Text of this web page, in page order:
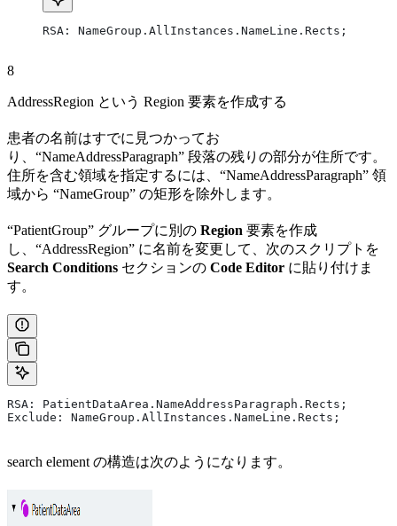
RSA: NameGroup.AllInstances.NameLine.Rects;
8
AddressRegion という Region 要素を作成する
患者の名前はすでに見つかってお
り、“NameAddressParagraph” 段落の残りの部分が住所です。
住所を含む領域を指定するには、“NameAddressParagraph” 領
域から “NameGroup” の矩形を除外します。
“PatientGroup” グループに別の Region 要素を作成
し、“AddressRegion” に名前を変更して、次のスクリプトを
Search Conditions セクションの Code Editor に貼り付けま
す。
RSA: PatientDataArea.NameAddressParagraph.Rects;
Exclude: NameGroup.AllInstances.NameLine.Rects;
search element の構造は次のようになります。